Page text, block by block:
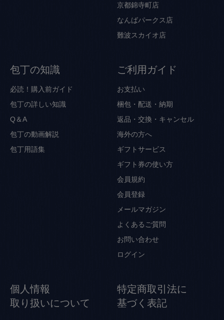
京都錦寺町店
なんばパークス店
難波スカイオ店
包丁の知識
必読！購入前ガイド
包丁の詳しい知識
Q＆A
包丁の動画解説
包丁用語集
ご利用ガイド
お支払い
梱包・配送・納期
返品・交換・キャンセル
海外の方へ
ギフトサービス
ギフト券の使い方
会員規約
会員登録
メールマガジン
よくあるご質問
お問い合わせ
ログイン
個人情報
取り扱いについて
特定商取引法に
基づく表記